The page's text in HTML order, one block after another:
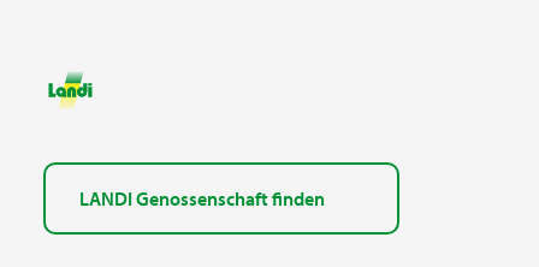
LANDI Genossenschaft finden